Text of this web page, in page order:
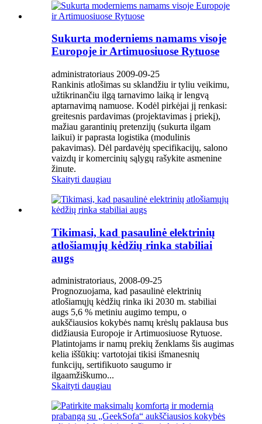
Sukurta moderniems namams visoje
Europoje ir Artimuosiuose Rytuose
administratoriaus 2009-09-25
Rankinis atlošimas su sklandžiu ir tyliu veikimu,
užtikrinančiu ilgą tarnavimo laiką ir lengvą
aptarnavimą namuose. Kodėl pirkėjai jį renkasi:
greitesnis pardavimas (projektavimas į priekį),
mažiau garantinių pretenzijų (sukurta ilgam
laikui) ir paprasta logistika (modulinis
pakavimas). Dėl pardavėjų specifikacijų, salono
vaizdų ir komercinių sąlygų rašykite asmenine
žinute.
Skaityti daugiau
Tikimasi, kad pasaulinė elektrinių
atlošiamųjų kėdžių rinka stabiliai
augs
administratoriaus, 2008-09-25
Prognozuojama, kad pasaulinė elektrinių
atlošiamųjų kėdžių rinka iki 2030 m. stabiliai
augs 5,6 % metiniu augimo tempu, o
aukščiausios kokybės namų krėslų paklausa bus
didžiausia Europoje ir Artimuosiuose Rytuose.
Platintojams ir namų prekių ženklams šis augimas
kelia iššūkių: vartotojai tikisi išmanesnių
funkcijų, sertifikuoto saugumo ir
ilgaamžiškumo...
Skaityti daugiau